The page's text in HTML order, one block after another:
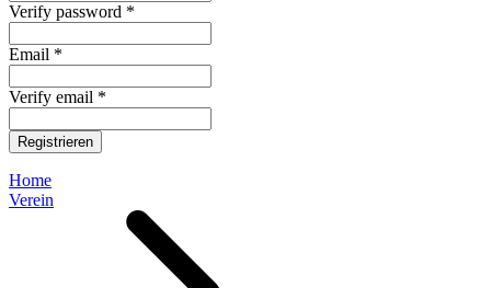
Verify password *
Email *
Verify email *
Registrieren
Home
Verein